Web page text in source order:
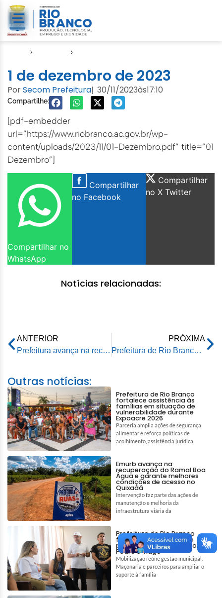
› ›
1 de dezembro de 2023
PorSecom Prefeitura| 30/11/2023às17:10
Compartilhe:
[pdf-embedder
url=”https://www.riobranco.ac.gov.br/wp-
content/uploads/2023/11/01-Dezembro.pdf” title=”01
Dezembro”]
Compartilhar no
WhatsApp
Compartilhar
no Facebook
Compartilhar
no X Twitter
Notícias relacionadas:
ANTERIOR
Prefeitura avança na recuperação de Áreas de Preservação Permanente do Igarapé Fidêncio
PRÓXIMA
Prefeitura de Rio Branco intensifica a limpeza nos parques da cidade
Outras notícias:
Prefeitura de Rio Branco
fortalece assistência às
famílias em situação de
vulnerabilidade durante
Expoacre 2026
Parceria amplia ações de segurança
alimentar e reforça políticas de
acolhimento, assistência jurídica
Emurb avança na
recuperação do Ramal Boa
Água e garante melhores
condições de acesso no
Quixadá
Intervenção faz parte das ações de
manutenção e melhoria da
infraestrutura viária da
Prefeitura de Rio Branco
fortalece rede de apoio
para auxiliar tratamento de
Pedro e Tiago
Mobilização reúne gestão municipal,
Maçonaria e parceiros para ampliar o
suporte à família